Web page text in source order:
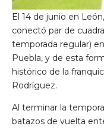
El 14 de junio en
conectó par de
temporada regular)
Puebla, y de esta
histórico de la
Rodríguez.
Al terminar la
batazos de vuelta